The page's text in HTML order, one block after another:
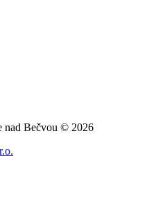
nad Bečvou © 2026